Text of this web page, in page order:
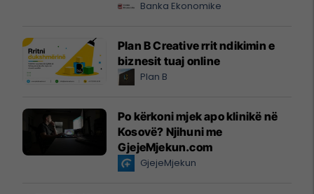
Banka Ekonomike
Plan B Creative rrit ndikimin e
biznesit tuaj online
Plan B
Po kërkoni mjek apo klinikë në
Kosovë? Njihuni me
GjejeMjekun.com
GjejeMjekun